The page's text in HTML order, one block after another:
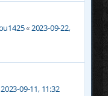
« 2023-09-22,
2023-09-11, 11:32